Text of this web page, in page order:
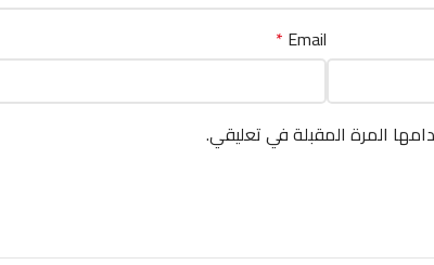
Email
*
المرة المقبلة في تعليقي.